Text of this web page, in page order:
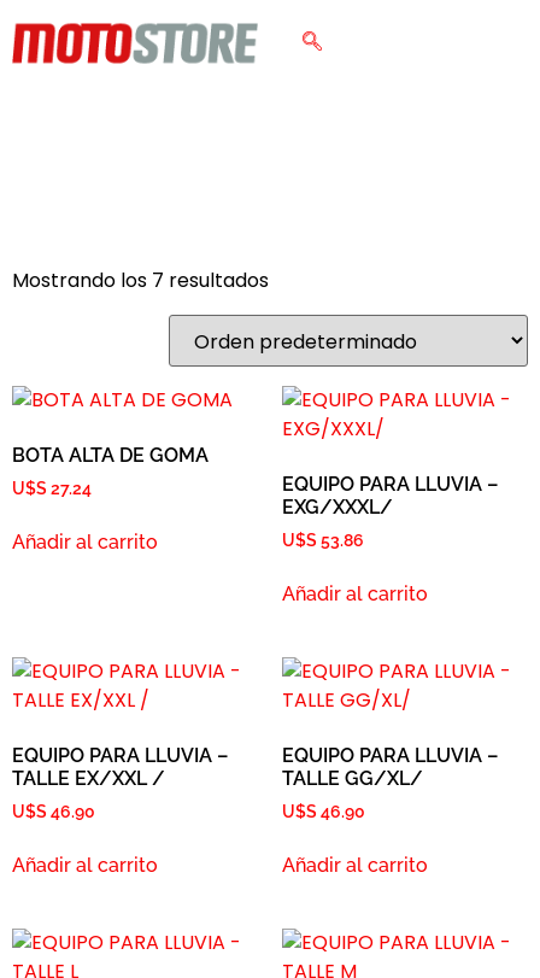
Mostrando los 7 resultados
BOTA ALTA DE GOMA
U$S 27.24
Añadir al carrito
EQUIPO PARA LLUVIA –
EXG/XXXL/
U$S 53.86
Añadir al carrito
EQUIPO PARA LLUVIA –
TALLE EX/XXL /
U$S 46.90
Añadir al carrito
EQUIPO PARA LLUVIA –
TALLE GG/XL/
U$S 46.90
Añadir al carrito